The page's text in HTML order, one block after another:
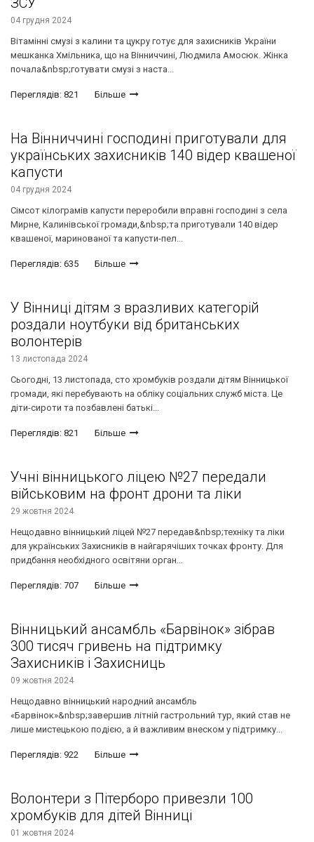
04 грудня 2024
Вітамінні смузі з калини та цукру готує для захисників України
мешканка Хмільника, що на Вінниччині, Людмила Амосюк. Жінка
почала&nbsp;готувати смузі з наста...
Переглядів: 821 Більше
На Вінниччині господині приготували для
українських захисників 140 відер квашеної
капусти
04 грудня 2024
Сімсот кілограмів капусти переробили вправні господині з села
Мирне, Калинівської громади,&nbsp;та приготували 140 відер
квашеної, маринованої та капусти-пел...
Переглядів: 635 Більше
У Вінниці дітям з вразливих категорій
роздали ноутбуки від британських
волонтерів
13 листопада 2024
Сьогодні, 13 листопада, сто хромбуків роздали дітям Вінницької
громади, які перебувають на обліку соціальних служб міста. Це
діти-сироти та позбавлені батькі...
Переглядів: 821 Більше
Учні вінницького ліцею №27 передали
військовим на фронт дрони та ліки
29 жовтня 2024
Нещодавно вінницький ліцей №27 передав&nbsp;техніку та ліки
для українських Захисників в найгарячіших точках фронту. Для
придбання необхідного освітяни орган...
Переглядів: 707 Більше
Вінницький ансамбль «Барвінок» зібрав
300 тисяч гривень на підтримку
Захисників і Захисниць
09 жовтня 2024
Нещодавно вінницький народний ансамбль
«Барвінок»&nbsp;завершив літній гастрольний тур, який став не
лише мистецькою подією, а й важливим внеском у підтримку...
Переглядів: 922 Більше
Волонтери з Пітерборо привезли 100
хромбуків для дітей Вінниці
01 жовтня 2024